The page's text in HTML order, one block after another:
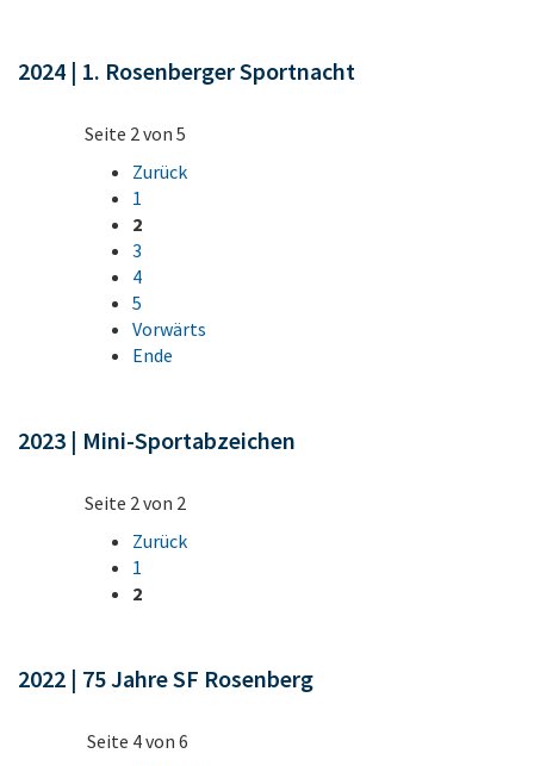
2024 | 1. Rosenberger Sportnacht
Seite 2 von 5
Zurück
1
2
3
4
5
Vorwärts
Ende
2023 | Mini-Sportabzeichen
Seite 2 von 2
Zurück
1
2
2022 | 75 Jahre SF Rosenberg
Seite 4 von 6